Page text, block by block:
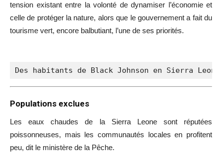
tension existant entre la volonté de dynamiser l’économie et
celle de protéger la nature, alors que le gouvernement a fait du
tourisme vert, encore balbutiant, l’une de ses priorités.
Des habitants de Black Johnson en Sierra
Populations exclues
Les eaux chaudes de la Sierra Leone sont réputées
poissonneuses, mais les communautés locales en profitent
peu, dit le ministère de la Pêche.